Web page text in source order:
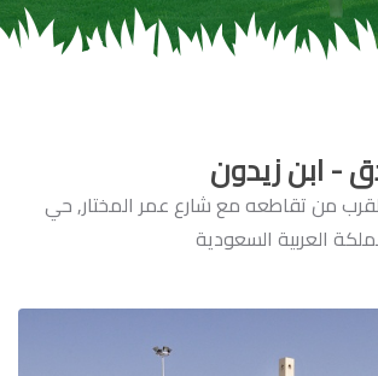
- ابن زيدون
من تقاطعه مع شارع عمر المختار, حي
العربية السعودية